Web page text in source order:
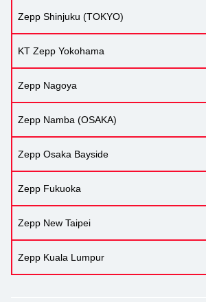
Zepp Shinjuku (TOKYO)
KT Zepp Yokohama
Zepp Nagoya
Zepp Namba (OSAKA)
Zepp Osaka Bayside
Zepp Fukuoka
Zepp New Taipei
Zepp Kuala Lumpur